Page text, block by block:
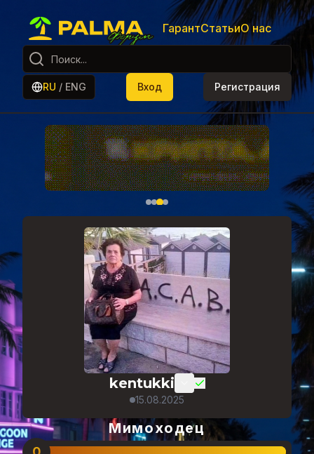
ГарантСтатьиО нас
RU / ENG Вход Регистрация
kentukki
15.08.2025
Мимоходец